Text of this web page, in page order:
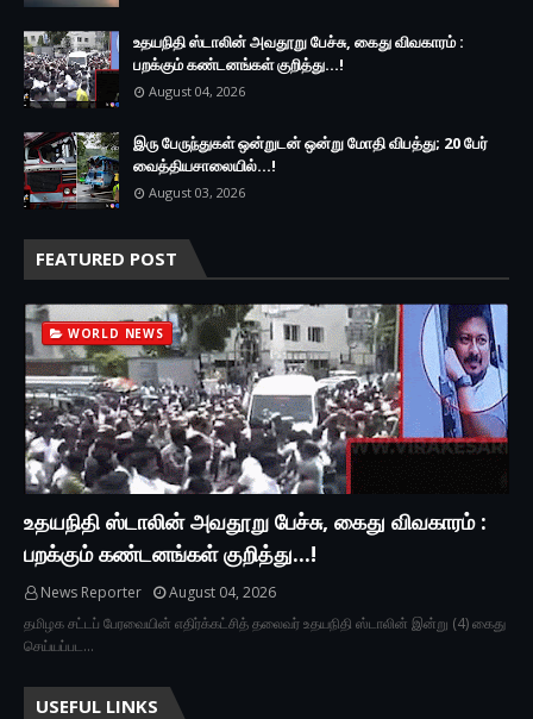
உதயநிதி ஸ்டாலின் அவதூறு பேச்சு, கைது விவகாரம் :
பறக்கும் கண்டனங்கள் குறித்து...!
August 04, 2026
இரு ப‍ேருந்துகள் ஒன்றுடன் ஒன்று மோதி விபத்து; 20 பேர்
வைத்தியசாலையில்...!
August 03, 2026
FEATURED POST
WORLD NEWS
உதயநிதி ஸ்டாலின் அவதூறு பேச்சு, கைது விவகாரம் :
பறக்கும் கண்டனங்கள் குறித்து...!
News Reporter
August 04, 2026
தமிழக சட்டப் பேரவையின் எதிர்க்கட்சித் தலைவர் உதயநிதி ஸ்டாலின் இன்று (4) கைது
செய்யப்பட…
USEFUL LINKS